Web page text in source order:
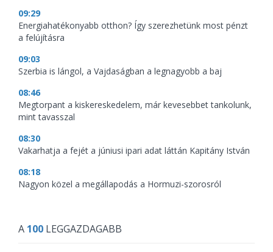
09:29
Energiahatékonyabb otthon? Így szerezhetünk most pénzt
a felújításra
09:03
Szerbia is lángol, a Vajdaságban a legnagyobb a baj
08:46
Megtorpant a kiskereskedelem, már kevesebbet tankolunk,
mint tavasszal
08:30
Vakarhatja a fejét a júniusi ipari adat láttán Kapitány István
08:18
Nagyon közel a megállapodás a Hormuzi-szorosról
A 100 LEGGAZDAGABB